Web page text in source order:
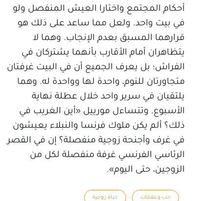
أحكام المجتمع واختارا العيش المنفصل ولو
في بيت واحد. ولعل مما ساعد على ذلك هو
قرارهما المسبق بعدم الإنجاب. وهما لا
يتظاهران أمام الأقارب بأنهما يشتركان في
الفراش؛ بل يعرف الجميع أن في البيت غرفتان
متجاورتان للنوم، واحدة لها وواحدة له. وهما
يلتقيان في سرير واحد خلال عطلة نهاية
الأسبوع. وتتساءل مورييل «أين الغريب في
ذلك؟ ألم يكن ملوك فرنسا والنبلاء يعيشون
في غرف وأجنحة زوجية منفصلة؟ إن في القصر
الرئاسي الفرنسي غرفة منفصلة لكل من
الزوجين، حتى اليوم».
حب وعلاقات حياة زوجية